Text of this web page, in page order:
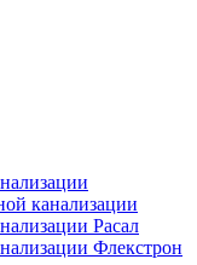
канализации
Расал
Флекстрон